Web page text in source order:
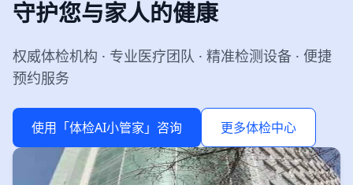
守护您与家人的健康
权威体检机构 · 专业医疗团队 · 精准检测设备 · 便捷
预约服务
使用「体检AI小管家」咨询 更多体检中心